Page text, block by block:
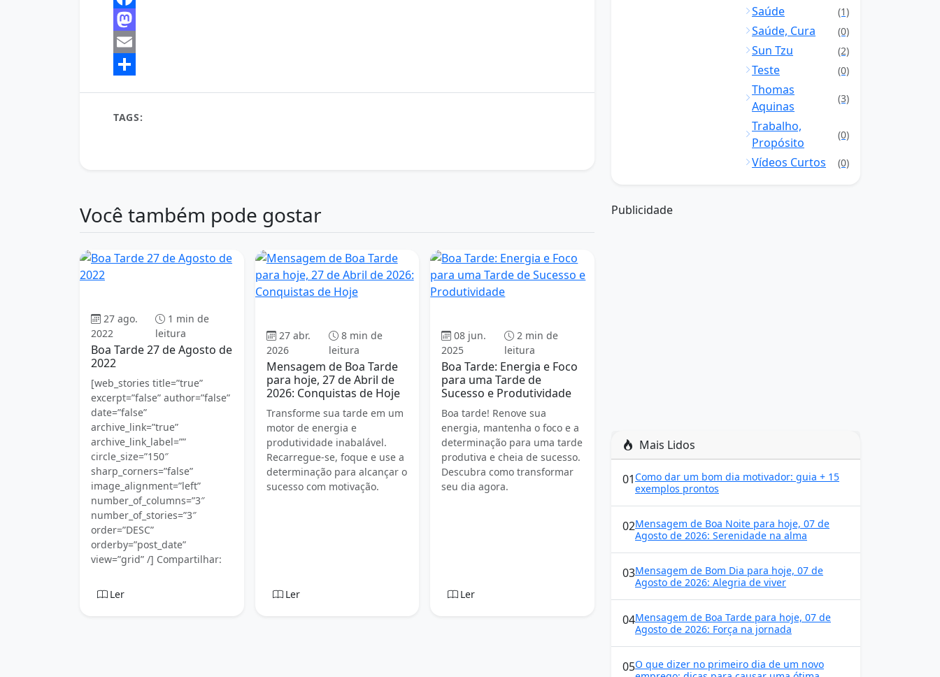
Facebook
Mastodon
Email
TAGS:
Você também pode gostar
27 ago.
2022
1 min de
leitura
Boa Tarde 27 de Agosto de
2022
[web_stories title=”true”
excerpt=”false” author=”false”
date=”false”
archive_link=”true”
archive_link_label=””
circle_size=”150″
sharp_corners=”false”
image_alignment=”left”
number_of_columns=”3″
number_of_stories=”3″
order=”DESC”
orderby=”post_date”
view=”grid” /] Compartilhar:
Ler
27 abr.
2026
8 min de
leitura
Mensagem de Boa Tarde
para hoje, 27 de Abril de
2026: Conquistas de Hoje
Transforme sua tarde em um
motor de energia e
produtividade inabalável.
Recarregue-se, foque e use a
determinação para alcançar o
sucesso com motivação.
Ler
08 jun.
2025
2 min de
leitura
Boa Tarde: Energia e Foco
para uma Tarde de
Sucesso e Produtividade
Boa tarde! Renove sua
energia, mantenha o foco e a
determinação para uma tarde
produtiva e cheia de sucesso.
Descubra como transformar
seu dia agora.
Ler
Saúde (1)
Saúde, Cura (0)
Sun Tzu (2)
Teste (0)
Thomas
Aquinas
(3)
Trabalho,
Propósito
(0)
Vídeos Curtos (0)
Publicidade
Mais Lidos
01Como dar um bom dia motivador: guia + 15
exemplos prontos
02Mensagem de Boa Noite para hoje, 07 de
Agosto de 2026: Serenidade na alma
03Mensagem de Bom Dia para hoje, 07 de
Agosto de 2026: Alegria de viver
04Mensagem de Boa Tarde para hoje, 07 de
Agosto de 2026: Força na jornada
05O que dizer no primeiro dia de um novo